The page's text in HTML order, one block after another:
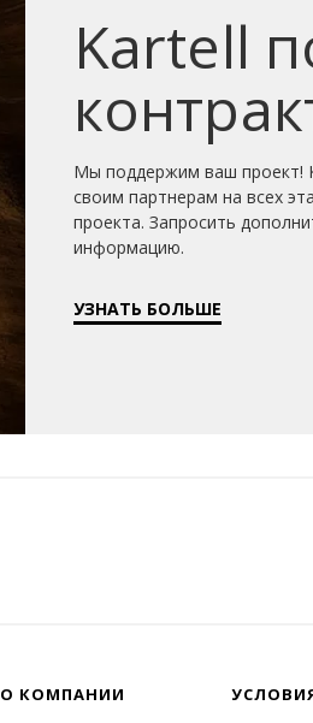
Kartell
Мы поддержим ваш проект!
своим партнерам на всех
проекта. Запросить
информацию.
УЗНАТЬ БОЛЬШЕ
О КОМПАНИИ